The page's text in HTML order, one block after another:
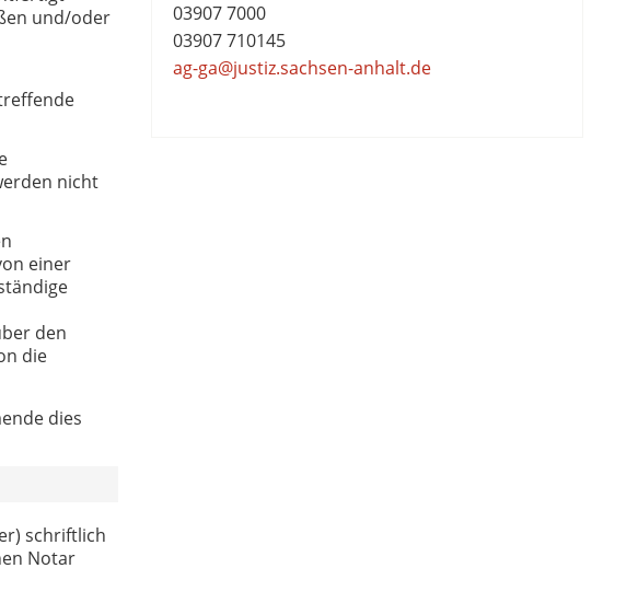
und/oder
nicht
einer
den
die
dies
schriftlich
Notar
03907 7000
03907 710145
ag-ga@justiz.sachsen-anhalt.de